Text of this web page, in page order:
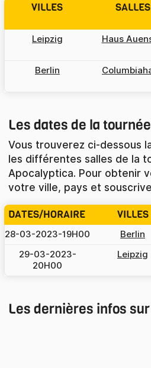
VILLES SALLES
Leipzig Haus
Berlin
Les dates de la
Vous trouverez ci-dessous
les différentes salles de la
Apocalyptica. Pour obtenir
votre ville, pays et
DATES/HORAIRE VILLES
28-03-2023-19H00 Berlin
29-03-2023-
20H00
Leipzig
Les dernières infos